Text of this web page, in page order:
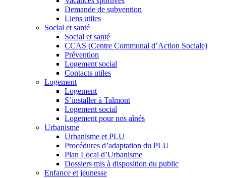
Demande de subvention
Liens utiles
Social et santé
Social et santé
CCAS (Centre Communal d’Action Sociale)
Prévention
Logement social
Contacts utiles
Logement
Logement
S’installer à Talmont
Logement social
Logement pour nos aînés
Urbanisme
Urbanisme et PLU
Procédures d’adaptation du PLU
Plan Local d’Urbanisme
Dossiers mis à disposition du public
Enfance et jeunesse